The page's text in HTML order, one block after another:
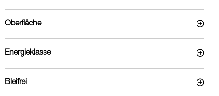
Oberfläche
Energieklasse
Bleifrei